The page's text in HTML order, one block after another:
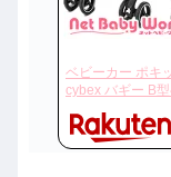
ベビーカー ポキ
cybex バギー B